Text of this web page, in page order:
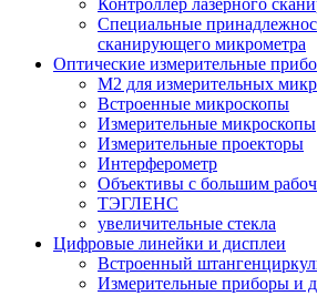
Контроллер лазерного
Специальные
сканирующего микрометра
Оптические измерительные
M2 для измерительных
Встроенные микроскопы
Измерительные микроскопы
Измерительные проекторы
Интерферометр
Объективы с большим
ТЭГЛЕНС
увеличительные стекла
Цифровые линейки и дисплеи
Встроенный
Измерительные приборы и